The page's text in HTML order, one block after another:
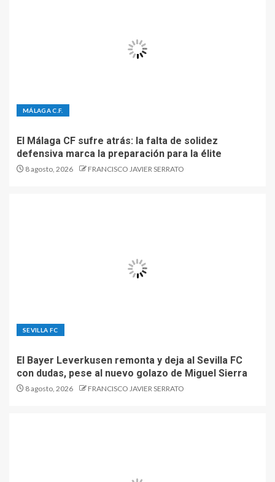
MÁLAGA C.F.
El Málaga CF sufre atrás: la falta de solidez
defensiva marca la preparación para la élite
8 agosto, 2026 FRANCISCO JAVIER SERRATO
SEVILLA FC
El Bayer Leverkusen remonta y deja al Sevilla FC
con dudas, pese al nuevo golazo de Miguel Sierra
8 agosto, 2026 FRANCISCO JAVIER SERRATO